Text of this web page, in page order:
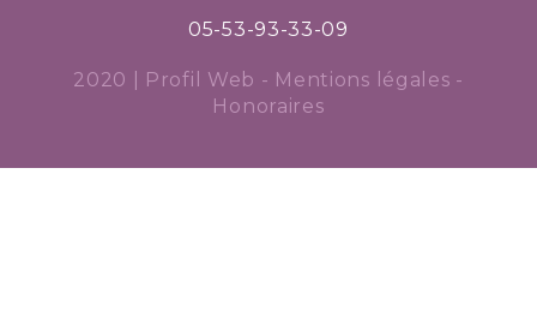
05-53-93-33-09
2020 | Profil Web - Mentions légales -
Honoraires